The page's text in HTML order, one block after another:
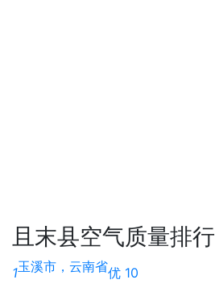
且末县空气质量排行
1玉溪市，云南省优 10